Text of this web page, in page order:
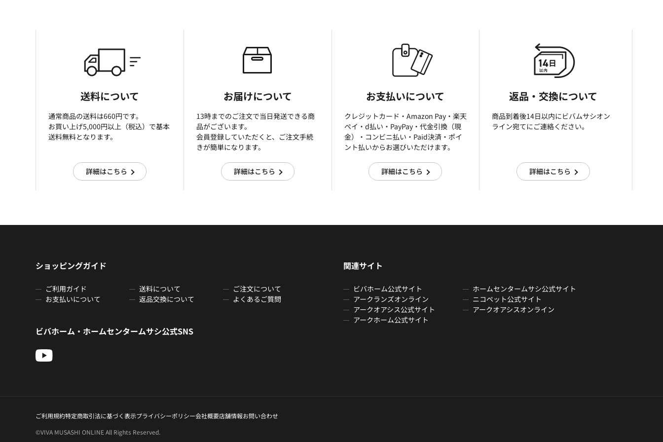
送料について
通常商品の送料は660円です。
お買い上げ5,000円以上（税込）で基本
送料無料となります。
詳細はこちら
お届けについて
13時までのご注文で当日発送できる商
品がございます。
会員登録していただくと、ご注文手続
きが簡単になります。
詳細はこちら
お支払いについて
クレジットカード・Amazon Pay・楽天
ぺイ・d払い・PayPay・代金引換（現
金）・コンビニ払い・Paid決済・ポイ
ント払いからお選びいただけます。
詳細はこちら
返品・交換について
商品到着後14日以内にビバムサシオン
ライン宛てにご連絡ください。
詳細はこちら
ショッピングガイド
ご利用ガイド 送料について
ご注文について
お支払いについて
返品交換について よくあるご質問
関連サイト
ビバホーム公式サイト
ホームセンタームサシ公式サイト
アークランズオンライン
ニコペット公式サイト
アークオアシス公式サイト
アークオアシスオンライン
アークホーム公式サイト
ビバホーム・ホームセンタームサシ公式SNS
ご利用規約特定商取引法に基づく表示プライバシーポリシー会社概要店舗情報お問い合わせ
©VIVA MUSASHI ONLINE All Rights Reserved.